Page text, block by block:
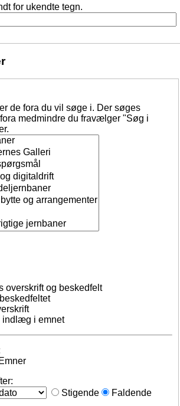
for ukendte tegn.
de fora du vil søge i. Der søges
medmindre du fravælger "Søg i
overskrift og beskedfelt
indlæg i emnet
Emner
Stigende
Faldende